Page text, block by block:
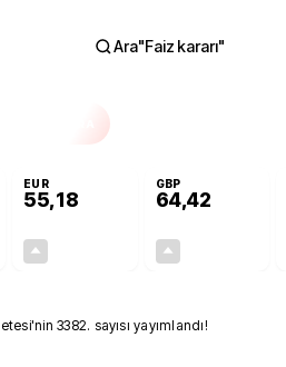
Ara"Faiz kararı"
EUR
55,18
GBP
64,42
3382. sayısı yayımlandı!